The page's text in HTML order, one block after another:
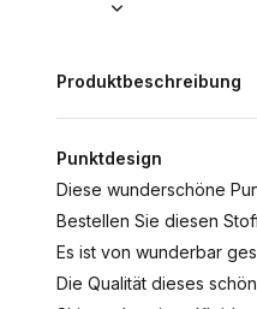
Produktbeschreibung
Punktdesign
Diese wunderschöne
Bestellen Sie diesen
Es ist von wunderbar
Die Qualität dieses